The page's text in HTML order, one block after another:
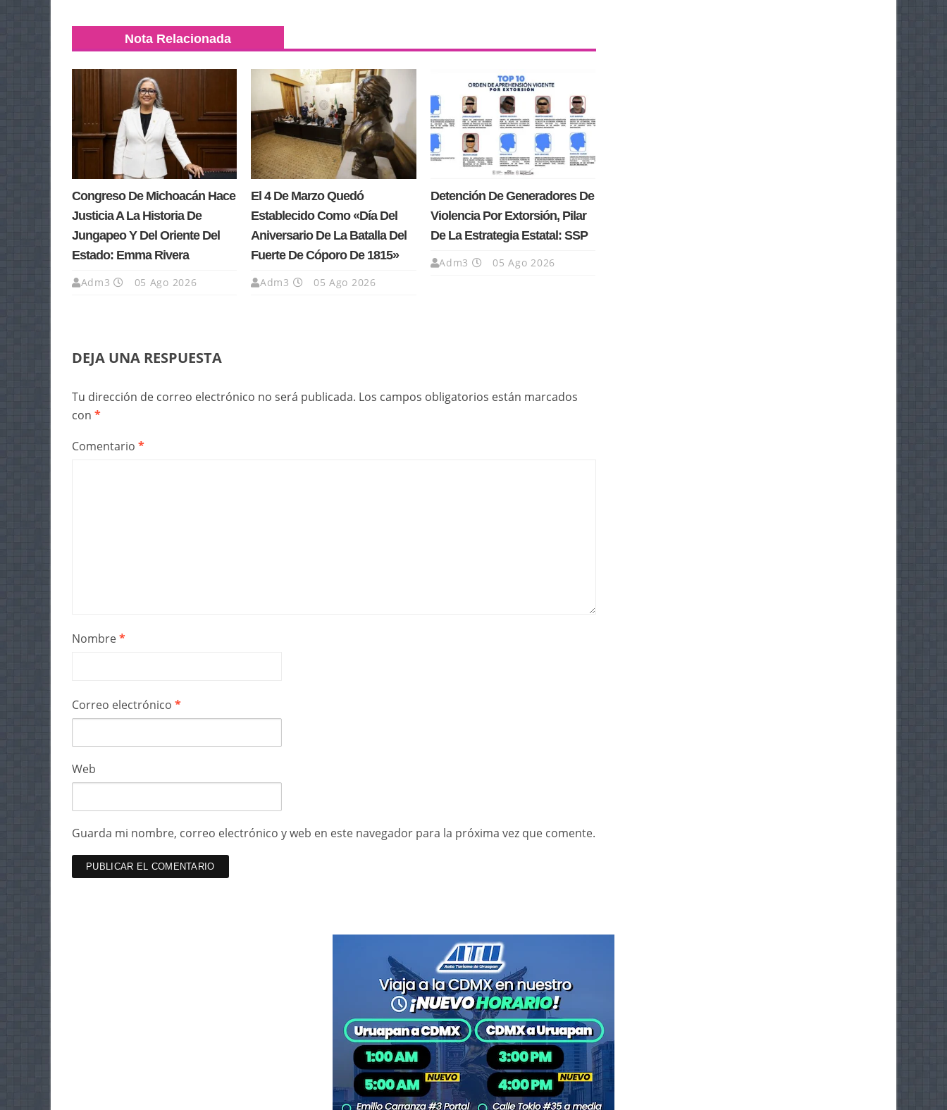
Nota Relacionada
Congreso De Michoacán Hace
Justicia A La Historia De
Jungapeo Y Del Oriente Del
Estado: Emma Rivera
Adm3 05 Ago 2026
El 4 De Marzo Quedó
Establecido Como «Día Del
Aniversario De La Batalla Del
Fuerte De Cóporo De 1815»
Adm3 05 Ago 2026
Detención De Generadores De
Violencia Por Extorsión, Pilar
De La Estrategia Estatal: SSP
Adm3 05 Ago 2026
DEJA UNA RESPUESTA
Tu dirección de correo electrónico no será publicada. Los campos obligatorios están marcados
con *
Comentario *
Nombre*
Correo electrónico *
Web
Guarda mi nombre, correo electrónico y web en este navegador para la próxima vez que comente.